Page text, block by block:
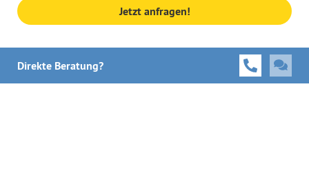
Jetzt anfragen!
Direkte Beratung?